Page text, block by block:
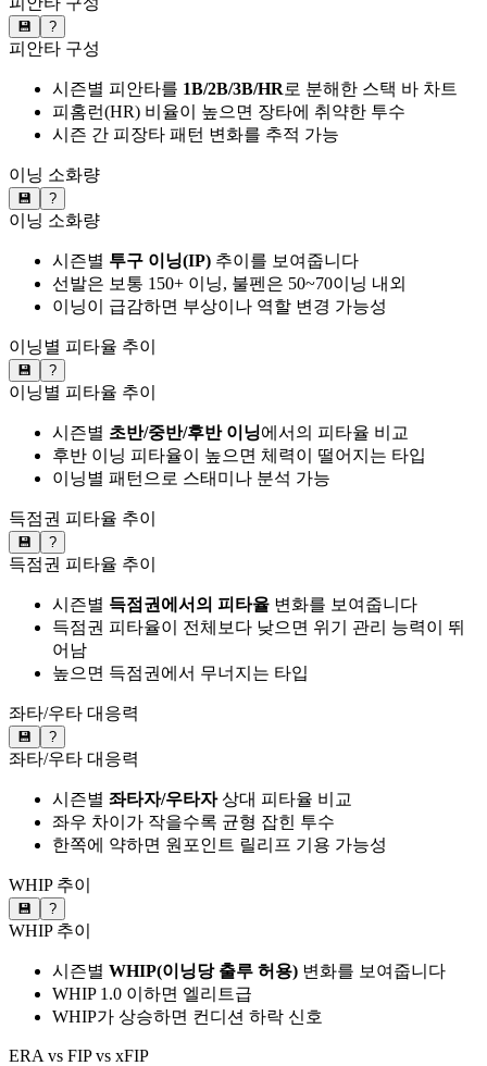
💾 ?
피안타 구성
시즌별 피안타를 1B/2B/3B/HR로 분해한 스택 바 차트
피홈런(HR) 비율이 높으면 장타에 취약한 투수
시즌 간 피장타 패턴 변화를 추적 가능
이닝 소화량
💾 ?
이닝 소화량
시즌별 투구 이닝(IP) 추이를 보여줍니다
선발은 보통 150+ 이닝, 불펜은 50~70이닝 내외
이닝이 급감하면 부상이나 역할 변경 가능성
이닝별 피타율 추이
💾 ?
이닝별 피타율 추이
시즌별 초반/중반/후반 이닝에서의 피타율 비교
후반 이닝 피타율이 높으면 체력이 떨어지는 타입
이닝별 패턴으로 스태미나 분석 가능
득점권 피타율 추이
💾 ?
득점권 피타율 추이
시즌별 득점권에서의 피타율 변화를 보여줍니다
득점권 피타율이 전체보다 낮으면 위기 관리 능력이 뛰
어남
높으면 득점권에서 무너지는 타입
좌타/우타 대응력
💾 ?
좌타/우타 대응력
시즌별 좌타자/우타자상대 피타율 비교
좌우 차이가 작을수록 균형 잡힌 투수
한쪽에 약하면 원포인트 릴리프 기용 가능성
WHIP 추이
💾 ?
WHIP 추이
시즌별 WHIP(이닝당 출루 허용) 변화를 보여줍니다
WHIP 1.0 이하면 엘리트급
WHIP가 상승하면 컨디션 하락 신호
ERA vs FIP vs xFIP